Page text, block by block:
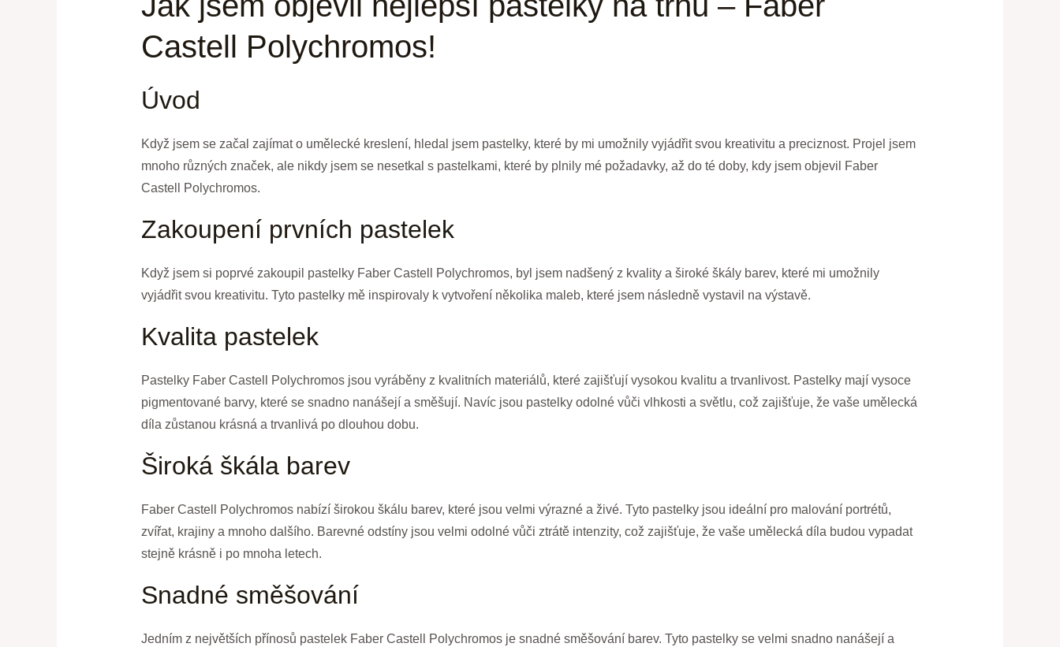
Castell Polychromos!
Úvod
Když jsem se začal zajímat o umělecké kreslení, hledal jsem pastelky, které by mi umožnily vyjádřit svou kreativitu a preciznost. Projel jsem
mnoho různých značek, ale nikdy jsem se nesetkal s pastelkami, které by plnily mé požadavky, až do té doby, kdy jsem objevil Faber
Castell Polychromos.
Zakoupení prvních pastelek
Když jsem si poprvé zakoupil pastelky Faber Castell Polychromos, byl jsem nadšený z kvality a široké škály barev, které mi umožnily
vyjádřit svou kreativitu. Tyto pastelky mě inspirovaly k vytvoření několika maleb, které jsem následně vystavil na výstavě.
Kvalita pastelek
Pastelky Faber Castell Polychromos jsou vyráběny z kvalitních materiálů, které zajišťují vysokou kvalitu a trvanlivost. Pastelky mají vysoce
pigmentované barvy, které se snadno nanášejí a směšují. Navíc jsou pastelky odolné vůči vlhkosti a světlu, což zajišťuje, že vaše umělecká
díla zůstanou krásná a trvanlivá po dlouhou dobu.
Široká škála barev
Faber Castell Polychromos nabízí širokou škálu barev, které jsou velmi výrazné a živé. Tyto pastelky jsou ideální pro malování portrétů,
zvířat, krajiny a mnoho dalšího. Barevné odstíny jsou velmi odolné vůči ztrátě intenzity, což zajišťuje, že vaše umělecká díla budou vypadat
stejně krásně i po mnoha letech.
Snadné směšování
Jedním z největších přínosů pastelek Faber Castell Polychromos je snadné směšování barev. Tyto pastelky se velmi snadno nanášejí a